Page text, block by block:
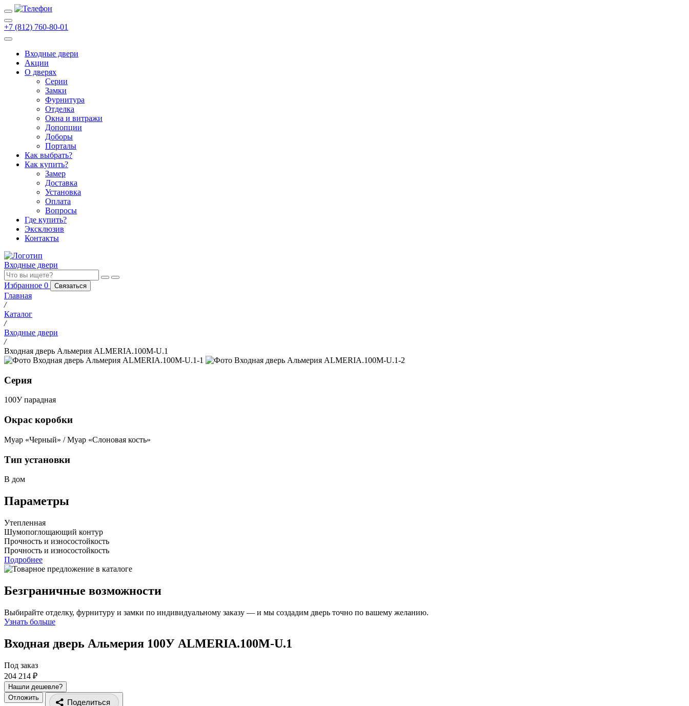
+7 (812) 760-80-01
Входные двери
Акции
О дверях
Cерии
Замки
Фурнитура
Отделка
Окна и витражи
Допопции
Доборы
Порталы
Как выбрать?
Как купить?
Замер
Доставка
Установка
Оплата
Вопросы
Где купить?
Эксклюзив
Контакты
Входные двери
Избранное 0 Связаться
Главная
/
Каталог
/
Входные двери
/
Входная дверь Альмерия ALMERIA.100M-U.1
Серия
100У парадная
Окрас коробки
Муар «Черный» / Муар «Слоновая кость»
Тип установки
В дом
Параметры
Утепленная
Шумопоглощающий контур
Прочность и износостойкость
Прочность и износостойкость
Подробнее
Безграничные возможности
Выбирайте отделку, фурнитуру и замки по индивидуальному заказу — и мы создадим дверь точно по вашему желанию.
Узнать больше
Входная дверь Альмерия 100У ALMERIA.100M-U.1
Под заказ
204 214 ₽
Нашли дешевле?
Отложить
Поделиться